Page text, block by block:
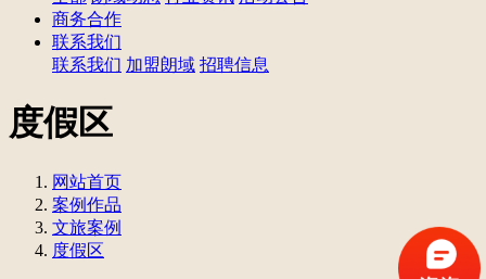
商务合作
联系我们
联系我们 加盟朗域 招聘信息
度假区
网站首页
案例作品
文旅案例
度假区